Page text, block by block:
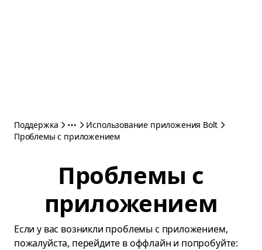
Поддержка
Использование приложения Bolt
Проблемы с приложением
Проблемы с
приложением
Если у вас возникли проблемы с приложением,
пожалуйста, перейдите в оффлайн и попробуйте: